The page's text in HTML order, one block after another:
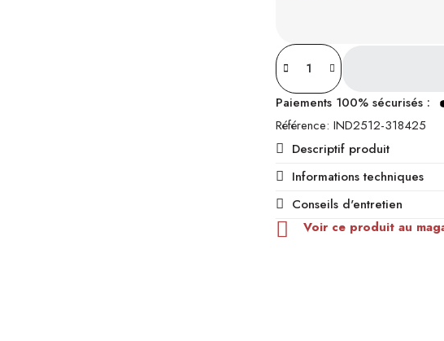
Paiements 100% sécurisés :
Référence IND2512-318425
Descriptif produit
Informations techniques
Conseils d'entretien
Voir ce produit au